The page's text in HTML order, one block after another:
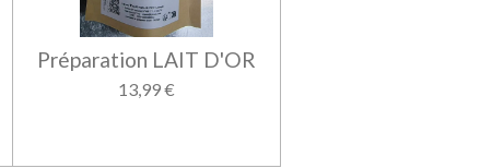
Préparation LAIT D'OR
13,99 €